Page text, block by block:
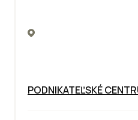
PODNIKATEĽSKÉ